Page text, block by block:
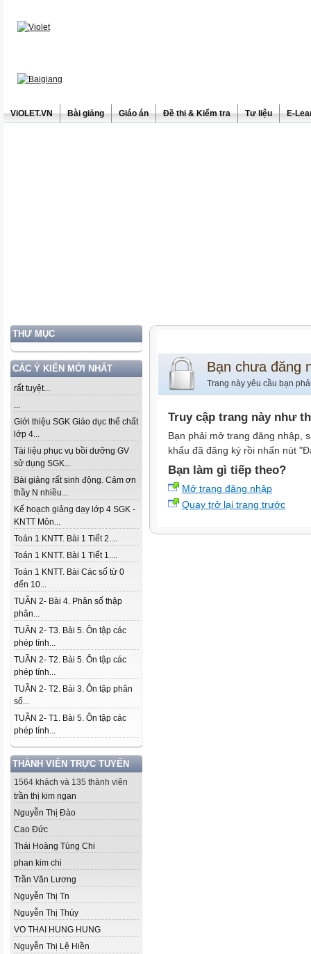
ViOLET.VN Bài giảng Giáo án Đề thi & Kiểm tra Tư liệu E-
THƯ MỤC
CÁC Ý KIẾN MỚI NHẤT
rất tuyệt...
...
Giới thiệu SGK Giáo dục thể chất
lớp 4...
Tài liệu phục vụ bồi dưỡng GV
sử dụng SGK...
Bài giảng rất sinh động. Cảm ơn
thầy N nhiều...
Kế hoạch giảng dạy lớp 4 SGK -
KNTT Môn...
Toán 1 KNTT. Bài 1 Tiết 2....
Toán 1 KNTT. Bài 1 Tiết 1....
Toán 1 KNTT. Bài Các số từ 0
đến 10...
TUẦN 2- Bài 4. Phân số thập
phân...
TUẦN 2- T3. Bài 5. Ôn tập các
phép tính...
TUẦN 2- T2. Bài 5. Ôn tập các
phép tính...
TUẦN 2- T2. Bài 3. Ôn tập phân
số...
TUẦN 2- T1. Bài 5. Ôn tập các
phép tính...
THÀNH VIÊN TRỰC TUYẾN
1564 khách và 135 thành viên
trần thị kim ngan
Nguyễn Thị Đào
Cao Đức
Thái Hoàng Tùng Chi
phan kim chi
Trần Văn Lương
Nguyễn Thị Tn
Nguyễn Thị Thúy
VO THAI HUNG HUNG
Nguyễn Thị Lệ Hiền
Bạn chưa đăng
Trang này yêu cầu bạn
Truy cập trang này như
Bạn phải mở trang đăng nhập,
khẩu đã đăng ký rồi nhấn nút
Bạn làm gì tiếp theo?
Mở trang đăng nhập
Quay trở lại trang trước